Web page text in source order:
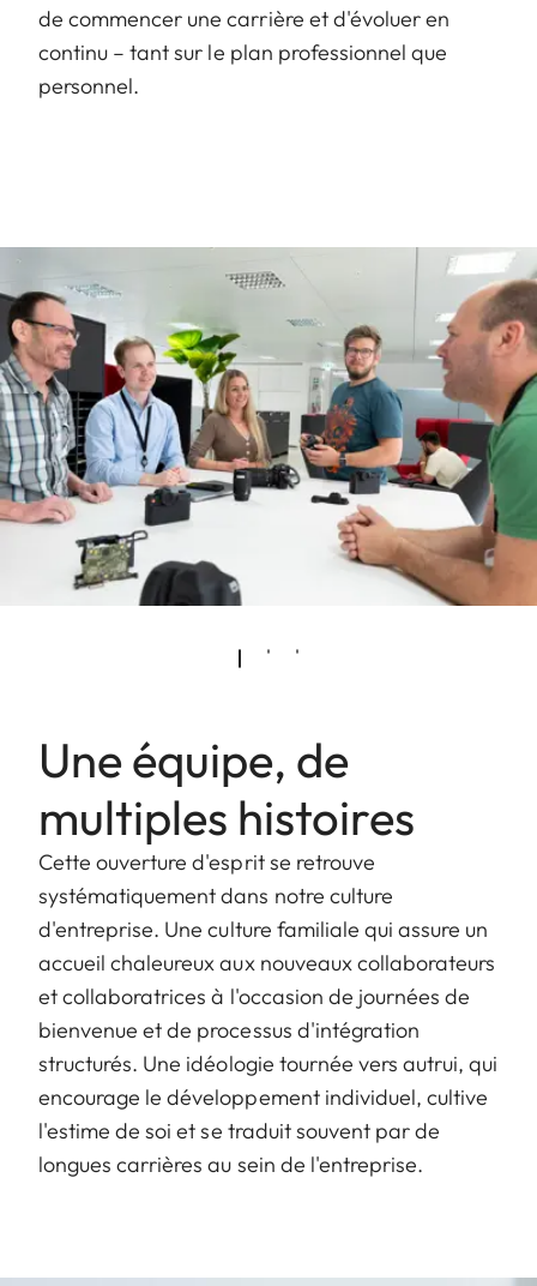
de commencer une carrière et d'évoluer en
continu – tant sur le plan professionnel que
personnel.
Une équipe, de
multiples histoires
Cette ouverture d'esprit se retrouve
systématiquement dans notre culture
d'entreprise. Une culture familiale qui assure un
accueil chaleureux aux nouveaux collaborateurs
et collaboratrices à l'occasion de journées de
bienvenue et de processus d'intégration
structurés. Une idéologie tournée vers autrui, qui
encourage le développement individuel, cultive
l'estime de soi et se traduit souvent par de
longues carrières au sein de l'entreprise.